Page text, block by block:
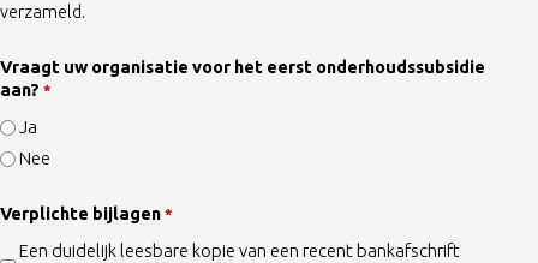
verzameld.
Vraagt uw organisatie voor het eerst onderhoudssubsidie
aan? *
Ja
Nee
Verplichte bijlagen *
Een duidelijk leesbare kopie van een recent bankafschrift